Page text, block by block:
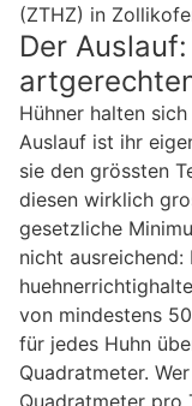
(ZTHZ) in
Der
Hühner halten
Auslauf ist ihr
sie den grössten
diesen wirklich
gesetzliche
nicht ausreichend:
von mindestens
für jedes Huhn
Quadratmeter.
Quadratmeter pro